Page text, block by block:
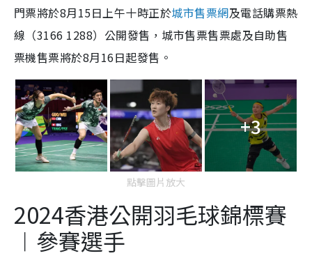
門票將於8月15日上午十時正於城市售票網及電話購票熱
線（3166 1288）公開發售，城市售票售票處及自助售
票機售票將於8月16日起發售。
+3
點擊圖片放大
2024香港公開羽毛球錦標賽
︱參賽選手